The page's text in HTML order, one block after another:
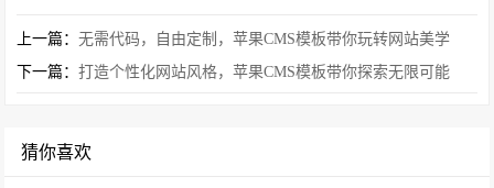
上一篇：无需代码，自由定制，苹果CMS模板带你玩转网站美学
下一篇：打造个性化网站风格，苹果CMS模板带你探索无限可能
猜你喜欢